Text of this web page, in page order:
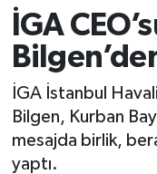
İGA
İGA İstanbul
Bilgen, Kurban
mesajda birlik,
yaptı.